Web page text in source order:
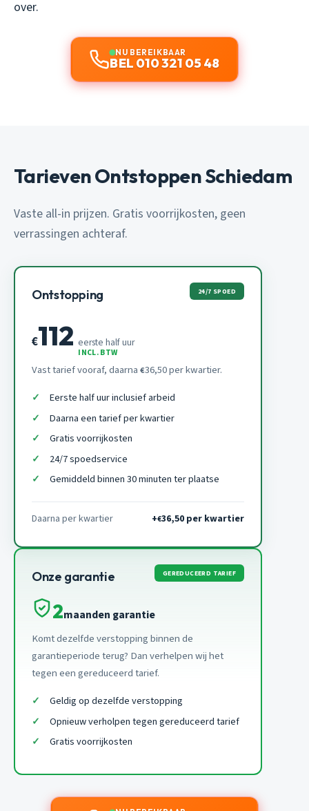
over.
NU BEREIKBAAR
BEL 010 321 05 48
Tarieven Ontstoppen Schiedam
Vaste all-in prijzen. Gratis voorrijkosten, geen
verrassingen achteraf.
Ontstopping 24/7 SPOED
€112 eerste half uur
INCL. BTW
Vast tarief vooraf, daarna €36,50 per kwartier.
Eerste half uur inclusief arbeid
Daarna een tarief per kwartier
Gratis voorrijkosten
24/7 spoedservice
Gemiddeld binnen 30 minuten ter plaatse
Daarna per kwartier +€36,50 per kwartier
Onze garantie GEREDUCEERD TARIEF
2maanden garantie
Komt dezelfde verstopping binnen de
garantieperiode terug? Dan verhelpen wij het
tegen een gereduceerd tarief.
Geldig op dezelfde verstopping
Opnieuw verholpen tegen gereduceerd tarief
Gratis voorrijkosten